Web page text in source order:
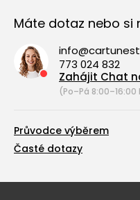
Máte dotaz nebo si
773 024 832
Zahájit Chat
(Po–Pá 8:00–16:00
Průvodce výběrem
Časté dotazy